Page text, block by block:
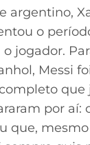
argentino,
o
jogador.
Messi
que
por aí:
que,